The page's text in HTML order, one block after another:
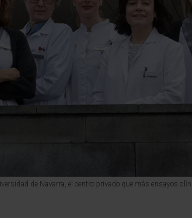
de Navarra, el centro privado que más ensayos